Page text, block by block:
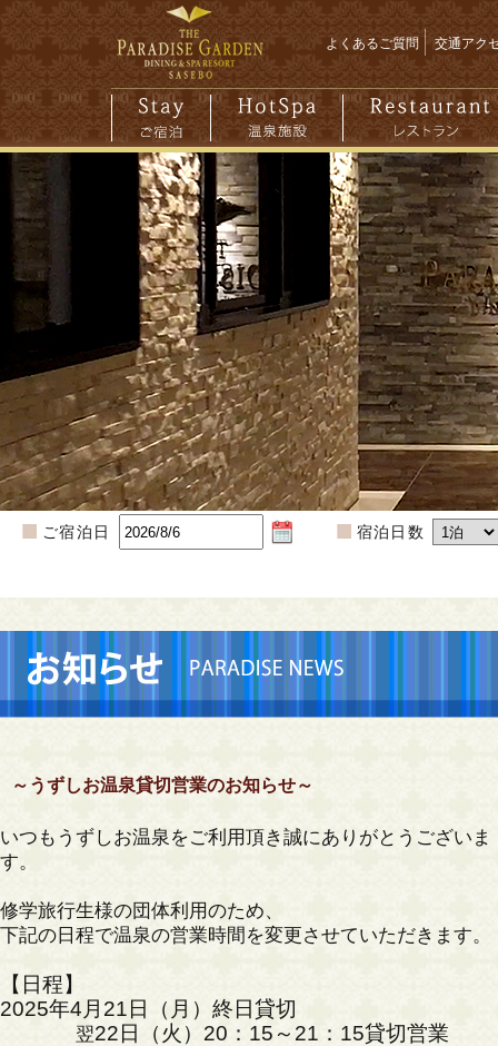
よくあるご質問 交通アク
ご宿泊日 宿泊日数
～うずしお温泉貸切営業のお知らせ～
いつもうずしお温泉をご利用頂き誠にありがとうございま
す。
修学旅行生様の団体利用のため、
下記の日程で温泉の営業時間を変更させていただきます。
【日程】
2025年4月21日（月）終日貸切
翌22日（火）20：15～21：15貸切営業